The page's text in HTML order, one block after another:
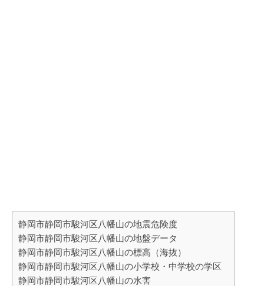
静岡市静岡市駿河区八幡山の地震危険度
静岡市静岡市駿河区八幡山の地盤データ
静岡市静岡市駿河区八幡山の標高（海抜）
静岡市静岡市駿河区八幡山の小学校・中学校の学区
静岡市静岡市駿河区八幡山の水害